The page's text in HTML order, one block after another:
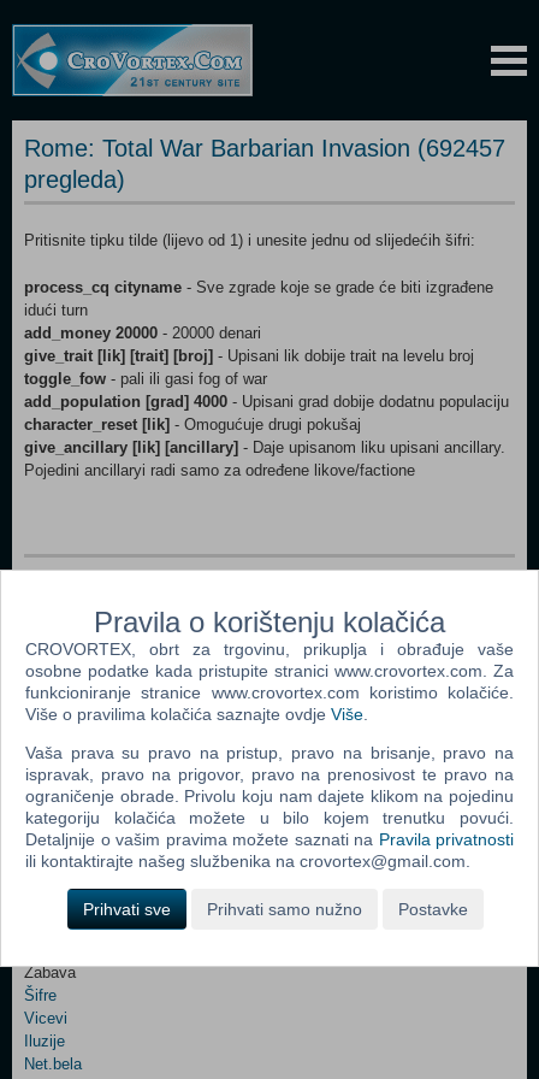
Rome: Total War Barbarian Invasion (692457
pregleda)
Pritisnite tipku tilde (lijevo od 1) i unesite jednu od slijedećih šifri:
process_cq cityname - Sve zgrade koje se grade će biti izgrađene
idući turn
add_money 20000 - 20000 denari
give_trait [lik] [trait] [broj] - Upisani lik dobije trait na levelu broj
toggle_fow - pali ili gasi fog of war
add_population [grad] 4000 - Upisani grad dobije dodatnu populaciju
character_reset [lik] - Omogućuje drugi pokušaj
give_ancillary [lik] [ancillary] - Daje upisanom liku upisani ancillary.
Pojedini ancillaryi radi samo za određene likove/factione
Ime i prezime
Vaš email
Control
Field
Newsletter
Control
Field
Two
Newsletter
Prijavi me Odjava
Ova stranica i njen sadržaj su © Copyright 2001 - 2026 by CroVortex.
Zabava
Šifre
Vicevi
Iluzije
Net.bela
Pravila o korištenju kolačića
CROVORTEX, obrt za trgovinu, prikuplja i obrađuje vaše
osobne podatke kada pristupite stranici www.crovortex.com. Za
funkcioniranje stranice www.crovortex.com koristimo kolačiće.
Više o pravilima kolačića saznajte ovdje Više
Vaša prava su pravo na pristup, pravo na brisanje, pravo na
ispravak, pravo na prigovor, pravo na prenosivost te pravo na
ograničenje obrade. Privolu koju nam dajete klikom na pojedinu
kategoriju kolačića možete u bilo kojem trenutku povući.
Detaljnije o vašim pravima možete saznati na Pravila privatnosti
ili kontaktirajte našeg službenika na crovortex@gmail.com.
Prihvati sve Prihvati samo nužno Postavke